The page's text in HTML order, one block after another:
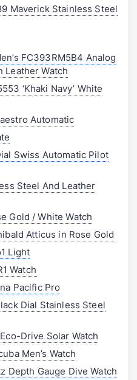
Maverick Stainless Steel
FC393RM5B4 Analog
Leather Watch
‘Khaki Navy’ White
Automatic
Swiss Automatic Pilot
Steel And Leather
Gold / White Watch
Atticus in Rose Gold
Light
Watch
Pacific Pro
Dial Stainless Steel
Drive Solar Watch
Men’s Watch
Depth Gauge Dive Watch